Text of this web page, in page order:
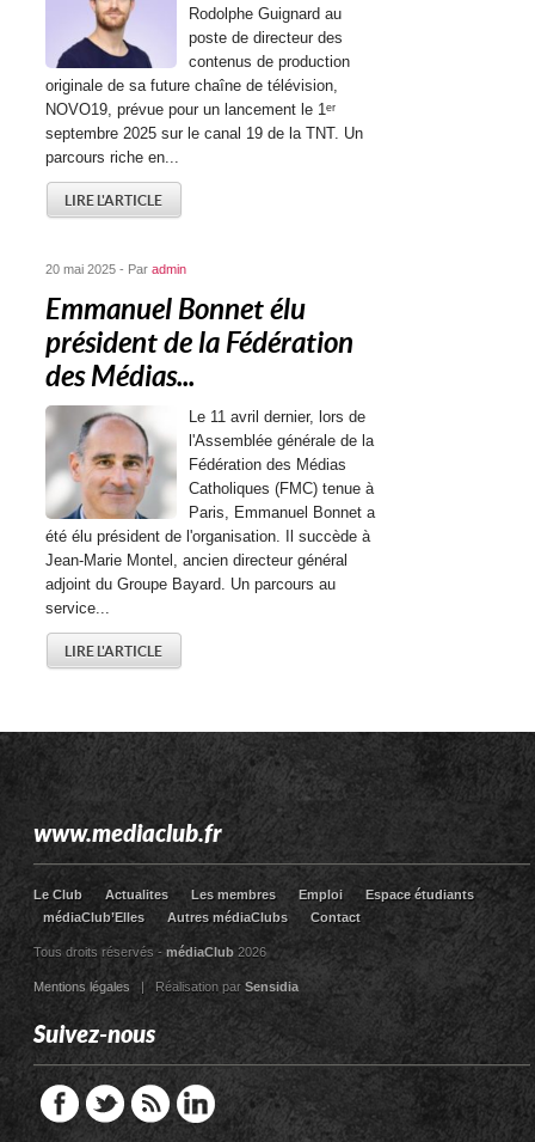
Rodolphe Guignard au
poste de directeur des
contenus de production
originale de sa future chaîne de télévision,
NOVO19, prévue pour un lancement le 1ᵉʳ
septembre 2025 sur le canal 19 de la TNT. Un
parcours riche en...
LIRE L'ARTICLE
20 mai 2025 - Paradmin
Emmanuel Bonnet élu
président de la Fédération
des Médias...
Le 11 avril dernier, lors de
l'Assemblée générale de la
Fédération des Médias
Catholiques (FMC) tenue à
Paris, Emmanuel Bonnet a
été élu président de l'organisation. Il succède à
Jean-Marie Montel, ancien directeur général
adjoint du Groupe Bayard. Un parcours au
service...
LIRE L'ARTICLE
www.mediaclub.fr
Le Club Actualites Les membres Emploi
Espace étudiants
médiaClub’Elles
Autres médiaClubs Contact
Tous droits réservés -médiaClub 2026
Mentions légales| Réalisation parSensidia
Suivez-nous